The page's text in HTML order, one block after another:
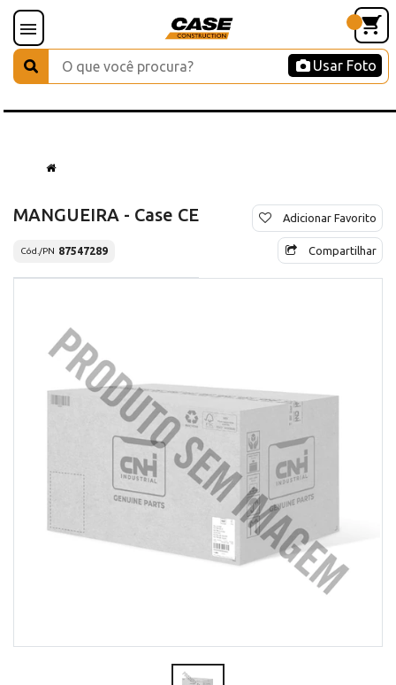
Usar Foto
MANGUEIRA - Case CE
Cód./PN 87547289
Adicionar Favorito
Compartilhar